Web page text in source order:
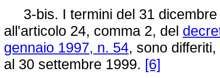
3-bis. I termini del 31 dicembre
all'articolo 24, comma 2, del
gennaio 1997, n. 54, sono
al 30 settembre 1999. [6]